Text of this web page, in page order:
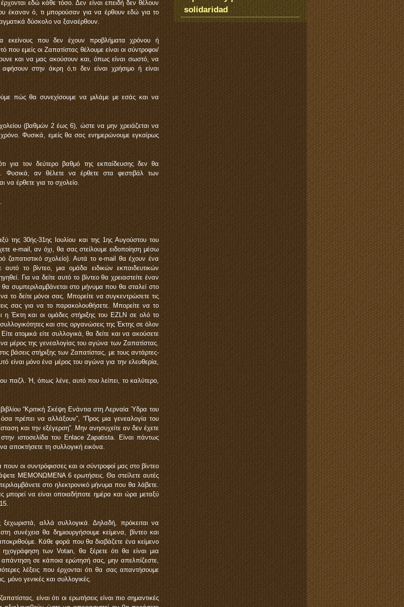
εδώ κάθε τόσο. Δεν είναι επειδή δεν θέλουν
έκαναν ό, τι μπορούσαν για να έρθουν εδώ για το
δύσκολο να ξαναέρθουν.
εκείνους που δεν έχουν προβλήματα χρόνου ή
που εμείς οι Ζαπατίστας θέλουμε είναι οι σύντροφοι/
και να μας ακούσουν και, όπως είναι σωστό, να
στην άκρη ό,τι δεν είναι χρήσιμο ή είναι
πώς θα συνεχίσουμε να μιλάμε με εσάς και να
(βαθμών 2 έως 6), ώστε να μην χρειάζεται να
Φυσικά, εμείς θα σας ενημερώνουμε εγκαίρως
για τον δεύτερο βαθμό της εκπαίδευσης δεν θα
αν θέλετε να έρθετε στα φεστιβάλ των
να έρθετε για το σχολείο.
30ής-31ης Ιουλίου και της 1ης Αυγούστου του
e-mail, αν όχι, θα σας στείλουμε ειδοποίηση μέσω
σχολείο). Αυτά το e-mail θα έχουν ένα
το βίντεο, μια ομάδα ειδικών εκπαιδευτικών
Για να δείτε αυτό το βίντεο θα χρειαστείτε έναν
συμπεριλαμβάνεται στο μήνυμα που θα σταλεί στο
το δείτε μόνοι σας. Μπορείτε να συγκεντρώσετε τις
σας για να το παρακολουθήσετε. Μπορείτε να το
η Έκτη και οι ομάδες στήριξης του EZLN σε ολό το
και στις οργανώσεις της Έκτης σε όλον
ατομικά είτε συλλογικά, θα δείτε και να ακούσετε
μέρος της γενεαλογίας του αγώνα των Ζαπατίστας.
βάσεις στήριξης των Ζαπατίστας, με τους αντάρτες-
είναι μόνο ένα μέρος του αγώνα για την ελευθερία,
παζλ. Ή, όπως λένε, αυτό που λείπει, το καλύτερο,
“Κριτική Σκέψη Ενάντια στη Λερναία Ύδρα του
πρέπει να αλλάξουν”, “Προς μια γενεαλογία του
και την εξέγερση”. Μην ανησυχείτε αν δεν έχετε
ιστοσελίδα του Enlace Zapatista. Είναι πάντως
αποκτήσετε τη συλλογική εικόνα.
οι συντρόφισσες και οι σύντροφοί μας στο βίντεο
ΜΕΜΟΝΩΜΕΝΑ 6 ερωτήσεις. Θα στείλετε αυτές
στο ηλεκτρονικό μήνυμα που θα λάβετε.
να είναι οποιαδήποτε ημέρα και ώρα μεταξύ
αλλά συλλογικά. Δηλαδή, πρόκειται να
συνέχεια θα δημιουργήσουμε κείμενα, βίντεο και
Κάθε φορά που θα διαβάζετε ένα κείμενο
των Votan, θα ξέρετε ότι θα είναι μια
σε κάποια ερώτησή σας, μην απελπίζεστε,
λέξεις που έρχονται ότι θα σας απαντήσουμε
γενικές και συλλογικές.
είναι ότι οι ερωτήσεις είναι πιο σημαντικές
solidaridad